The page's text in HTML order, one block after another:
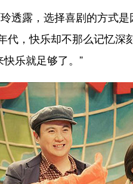
露，选择喜剧的方式是
代，快乐却不那么记忆
乐就足够了。”